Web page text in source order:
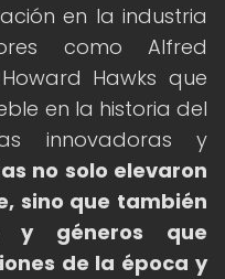
en la industria
como Alfred
Hawks que
en la historia del
innovadoras y
no solo elevaron
sino que también
y géneros que
de la época y